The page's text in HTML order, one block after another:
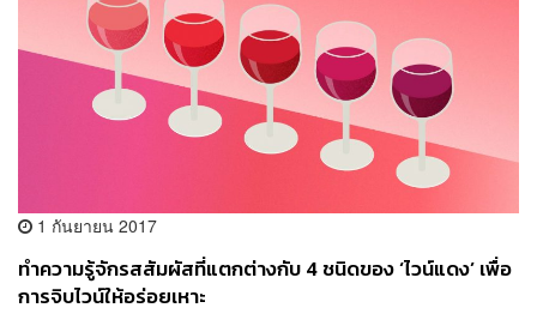
1 กันยายน 2017
ทำความรู้จักรสสัมผัสที่แตกต่างกับ 4 ชนิดของ ‘ไวน์แดง’ เพื่อ
การจิบไวน์ให้อร่อยเหาะ